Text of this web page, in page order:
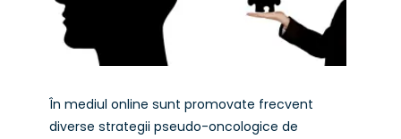
În mediul online sunt promovate frecvent
diverse strategii pseudo-oncologice de